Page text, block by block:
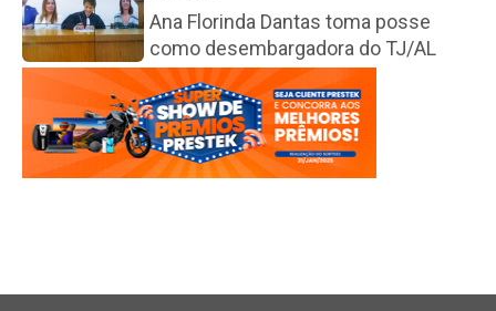
Ana Florinda Dantas toma posse
como desembargadora do TJ/AL